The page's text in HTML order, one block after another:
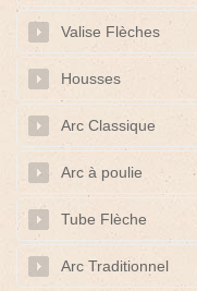
Valise Flèches
Housses
Arc Classique
Arc à poulie
Tube Flèche
Arc Traditionnel